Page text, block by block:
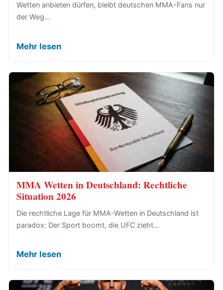
Wetten anbieten dürfen, bleibt deutschen MMA-Fans nur
der Weg…
Mehr lesen
MMA Wetten in Deutschland: Rechtliche
Situation 2026
Die rechtliche Lage für MMA-Wetten in Deutschland ist
paradox: Der Sport boomt, die UFC zieht…
Mehr lesen